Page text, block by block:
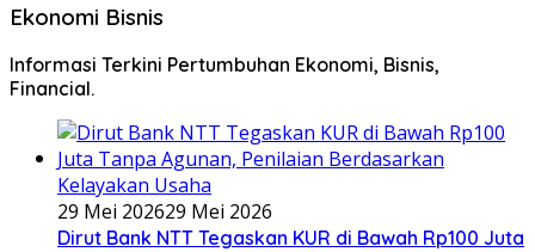
Ekonomi Bisnis
Informasi Terkini Pertumbuhan Ekonomi, Bisnis,
Financial.
29 Mei 202629 Mei 2026
Dirut Bank NTT Tegaskan KUR di Bawah Rp100 Juta